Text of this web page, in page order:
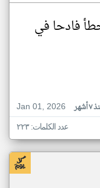
فادحا في
Jan 01, 2026
أشهر
عدد الكلمات: ٢٢٣